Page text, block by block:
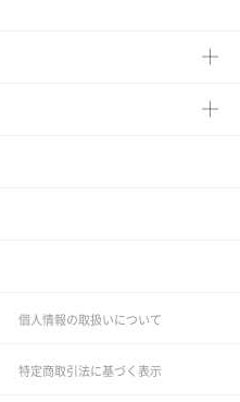
個人情報の取扱いについて
特定商取引法に基づく表示